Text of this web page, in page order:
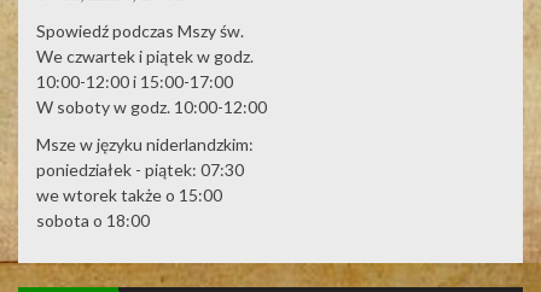
Spowiedź podczas Mszy św.
We czwartek i piątek w godz.
10:00-12:00 i 15:00-17:00
W soboty w godz. 10:00-12:00
Msze w języku niderlandzkim:
poniedziałek - piątek: 07:30
we wtorek także o 15:00
sobota o 18:00